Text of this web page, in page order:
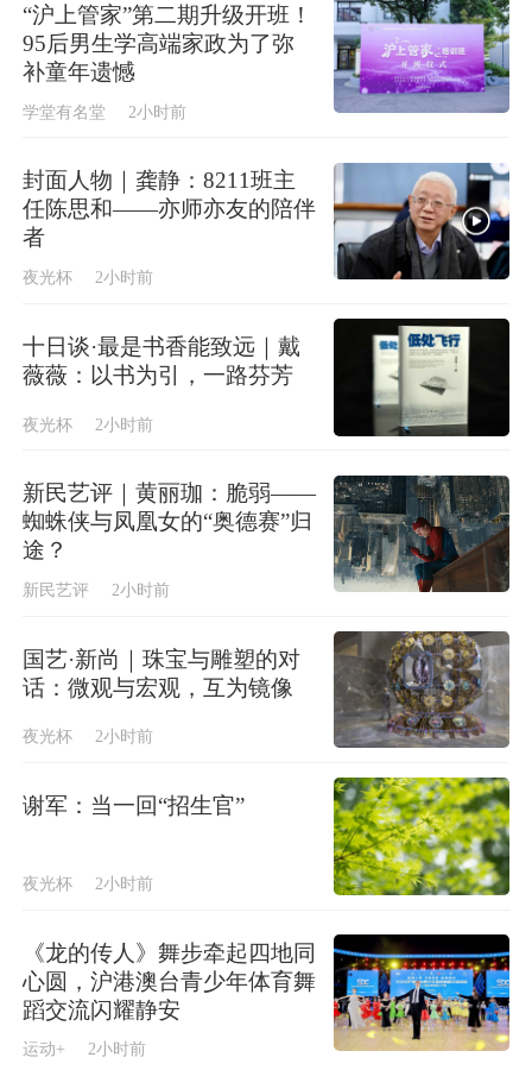
“沪上管家”第二期升级开班！
95后男生学高端家政为了弥
补童年遗憾
学堂有名堂 2小时前
封面人物｜龚静：8211班主
任陈思和——亦师亦友的陪伴
者
夜光杯 2小时前
十日谈·最是书香能致远｜戴
薇薇：以书为引，一路芬芳
夜光杯 2小时前
新民艺评｜黄丽珈：脆弱——
蜘蛛侠与凤凰女的“奥德赛”归
途？
新民艺评 2小时前
国艺·新尚｜珠宝与雕塑的对
话：微观与宏观，互为镜像
夜光杯 2小时前
谢军：当一回“招生官”
夜光杯 2小时前
《龙的传人》舞步牵起四地同
心圆，沪港澳台青少年体育舞
蹈交流闪耀静安
运动+ 2小时前